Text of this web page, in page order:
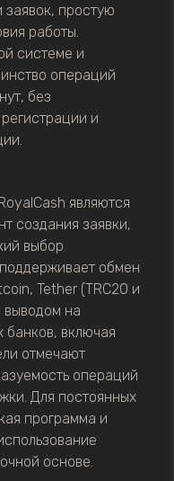
заявок, простую
работы.
системе и
операций
без
и
являются
создания заявки,
выбор
обмен
Tether (TRC20 и
выводом на
банков, включая
отмечают
операций
Для постоянных
программа и
основе.